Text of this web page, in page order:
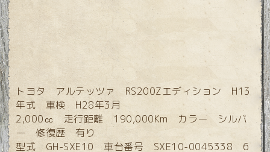
トヨタ アルテッツァ RS200Zエディション H13
年式 車検 H28年3月
2,000㏄ 走行距離 190,000Km カラー シルバ
ー 修復歴 有り
型式 GH-SXE10 車台番号 SXE10-0045338 6